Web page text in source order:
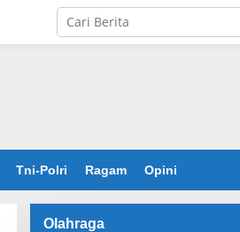
Tni-Polri Ragam Opini
Olahraga